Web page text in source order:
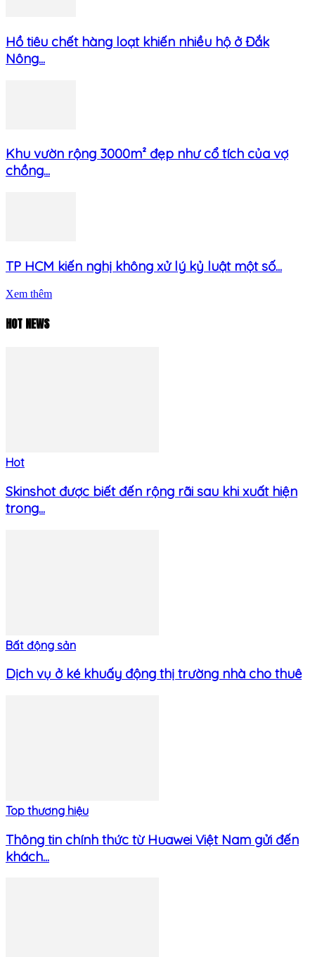
Hồ tiêu chết hàng loạt khiến nhiều hộ ở Đắk
Nông...
Khu vườn rộng 3000m² đẹp như cổ tích của vợ
chồng...
TP HCM kiến nghị không xử lý kỷ luật một số...
Xem thêm
HOT NEWS
Hot
Skinshot được biết đến rộng rãi sau khi xuất hiện
trong...
Bất động sản
Dịch vụ ở ké khuấy động thị trường nhà cho thuê
Top thương hiệu
Thông tin chính thức từ Huawei Việt Nam gửi đến
khách...